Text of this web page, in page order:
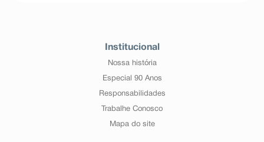
Institucional
Nossa história
Especial 90 Anos
Responsabilidades
Trabalhe Conosco
Mapa do site